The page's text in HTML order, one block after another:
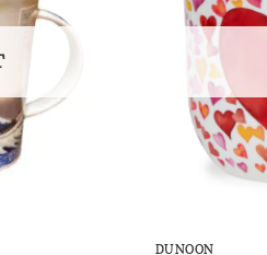
DUNOON